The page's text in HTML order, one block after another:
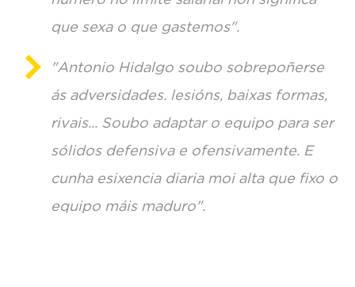
que sexa o que gastemos".
"Antonio Hidalgo soubo sobrepoñerse
ás adversidades. lesións, baixas formas,
rivais... Soubo adaptar o equipo para ser
sólidos defensiva e ofensivamente. E
cunha esixencia diaria moi alta que fixo o
equipo máis maduro".